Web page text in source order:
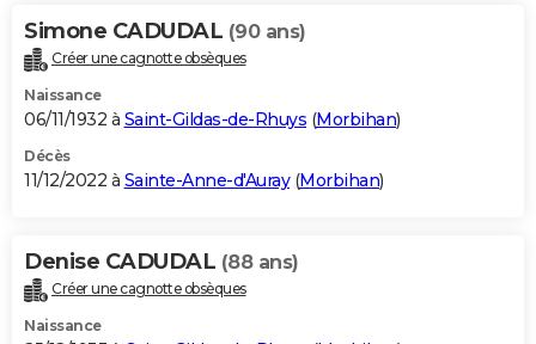
Simone CADUDAL (90 ans)
Créer une cagnotte obsèques
Naissance
06/11/1932 à Saint-Gildas-de-Rhuys (Morbihan)
Décès
11/12/2022 à Sainte-Anne-d'Auray(Morbihan)
Denise CADUDAL (88 ans)
Créer une cagnotte obsèques
Naissance